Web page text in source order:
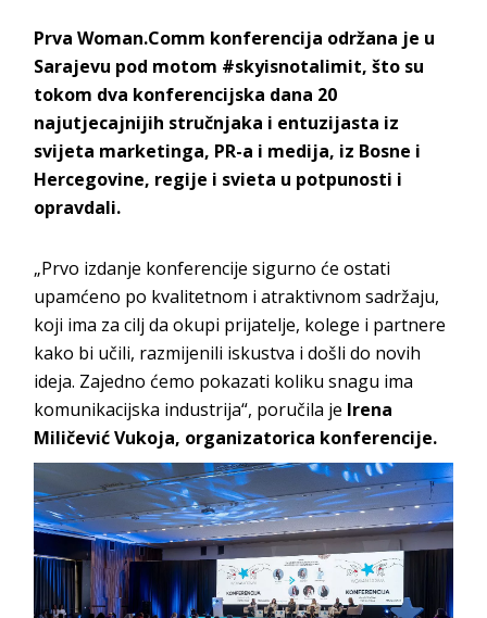
Prva Woman.Comm konferencija održana je u
Sarajevu pod motom #skyisnotalimit, što su
tokom dva konferencijska dana 20
najutjecajnijih stručnjaka i entuzijasta iz
svijeta marketinga, PR-a i medija, iz Bosne i
Hercegovine, regije i svieta u potpunosti i
opravdali.
„Prvo izdanje konferencije sigurno će ostati
upamćeno po kvalitetnom i atraktivnom sadržaju,
koji ima za cilj da okupi prijatelje, kolege i partnere
kako bi učili, razmijenili iskustva i došli do novih
ideja. Zajedno ćemo pokazati koliku snagu ima
komunikacijska industrija“, poručila je Irena
Miličević Vukoja, organizatorica konferencije.